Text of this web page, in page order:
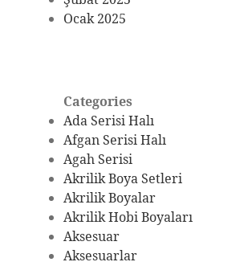
Ocak 2025
Categories
Ada Serisi Halı
Afgan Serisi Halı
Agah Serisi
Akrilik Boya Setleri
Akrilik Boyalar
Akrilik Hobi Boyaları
Aksesuar
Aksesuarlar